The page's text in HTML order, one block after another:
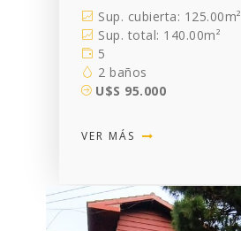
Sup. cubierta: 125.00m²
Sup. total: 140.00m²
5
2 baños
U$S 95.000
VER MÁS